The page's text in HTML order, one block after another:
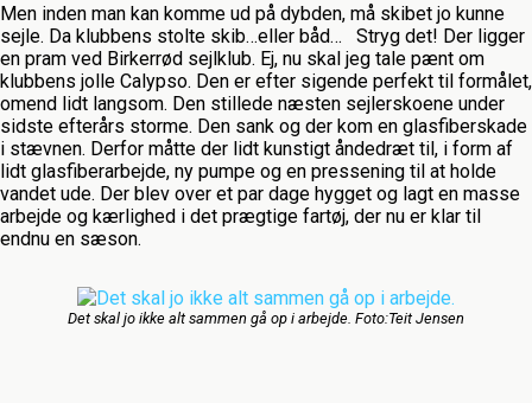
Men inden man kan komme ud på dybden, må skibet jo kunne
sejle. Da klubbens stolte skib…eller båd… Stryg det! Der ligger
en pram ved Birkerrød sejlklub. Ej, nu skal jeg tale pænt om
klubbens jolle Calypso. Den er efter sigende perfekt til formålet,
omend lidt langsom. Den stillede næsten sejlerskoene under
sidste efterårs storme. Den sank og der kom en glasfiberskade
i stævnen. Derfor måtte der lidt kunstigt åndedræt til, i form af
lidt glasfiberarbejde, ny pumpe og en pressening til at holde
vandet ude. Der blev over et par dage hygget og lagt en masse
arbejde og kærlighed i det prægtige fartøj, der nu er klar til
endnu en sæson.
Det skal jo ikke alt sammen gå op i arbejde. Foto:Teit Jensen